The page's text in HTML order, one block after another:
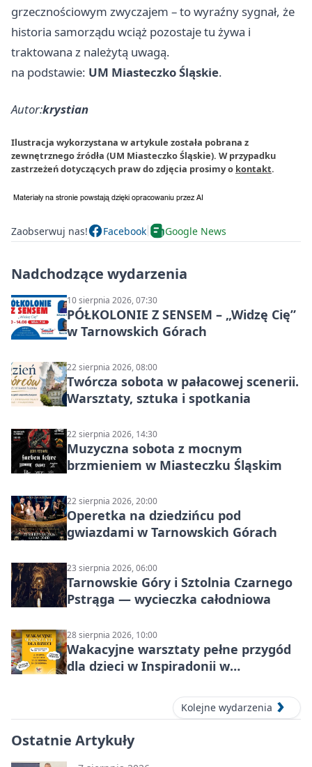
grzecznościowym zwyczajem – to wyraźny sygnał, że
historia samorządu wciąż pozostaje tu żywa i
traktowana z należytą uwagą.
na podstawie: UM Miasteczko Śląskie.
Autor:krystian
Ilustracja wykorzystana w artykule została pobrana z
zewnętrznego źródła (UM Miasteczko Śląskie). W przypadku
zastrzeżeń dotyczących praw do zdjęcia prosimy o kontakt.
Zaobserwuj nas! Facebook Google News
Nadchodzące wydarzenia
10 sierpnia 2026, 07:30
PÓŁKOLONIE Z SENSEM – „Widzę Cię”
w Tarnowskich Górach
22 sierpnia 2026, 08:00
Twórcza sobota w pałacowej scenerii.
Warsztaty, sztuka i spotkania
22 sierpnia 2026, 14:30
Muzyczna sobota z mocnym
brzmieniem w Miasteczku Śląskim
22 sierpnia 2026, 20:00
Operetka na dziedzińcu pod
gwiazdami w Tarnowskich Górach
23 sierpnia 2026, 06:00
Tarnowskie Góry i Sztolnia Czarnego
Pstrąga — wycieczka całodniowa
28 sierpnia 2026, 10:00
Wakacyjne warsztaty pełne przygód
dla dzieci w Inspiradonii w
Kolejne wydarzenia
Ostatnie Artykuły